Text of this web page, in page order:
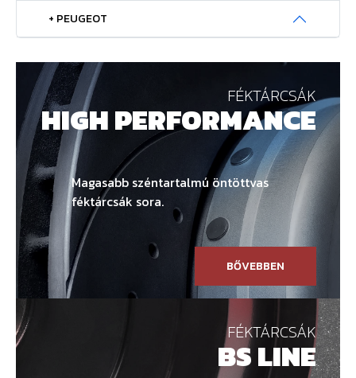
+ PEUGEOT
FÉKTÁRCSÁK
HIGH PERFORMANCE
Magasabb széntartalmú öntöttvas
féktárcsák sora.
BŐVEBBEN
FÉKTÁRCSÁK
BS LINE